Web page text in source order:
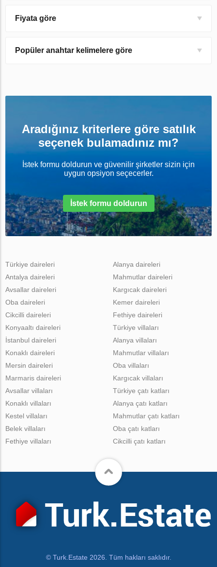
Fiyata göre
Popüler anahtar kelimelere göre
Aradığınız kriterlere göre satılık
seçenek bulamadınız mı?
İstek formu doldurun ve güvenilir şirketler sizin için
uygun opsiyon seçecerler.
İstek formu doldurun
Türkiye daireleri
Antalya daireleri
Avsallar daireleri
Oba daireleri
Cikcilli daireleri
Alanya daireleri
Mahmutlar daireleri
Kargıcak daireleri
Kemer daireleri
Fethiye daireleri
Konyaaltı daireleri
İstanbul daireleri
Konaklı daireleri
Mersin daireleri
Marmaris daireleri
Türkiye villaları
Alanya villaları
Mahmutlar villaları
Oba villaları
Kargıcak villaları
Avsallar villaları
Konaklı villaları
Kestel villaları
Belek villaları
Fethiye villaları
Türkiye çatı katları
Alanya çatı katları
Mahmutlar çatı katları
Oba çatı katları
Cikcilli çatı katları
© Turk.Estate 2026. Tüm hakları saklıdır.